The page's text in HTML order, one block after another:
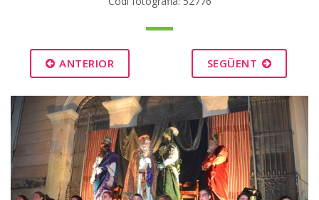
ANTERIOR SEGÜENT